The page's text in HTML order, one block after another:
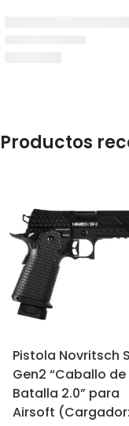
Productos
Pistola Novritsch
Gen2 “Caballo de
Batalla 2.0” para
Airsoft (Cargador: